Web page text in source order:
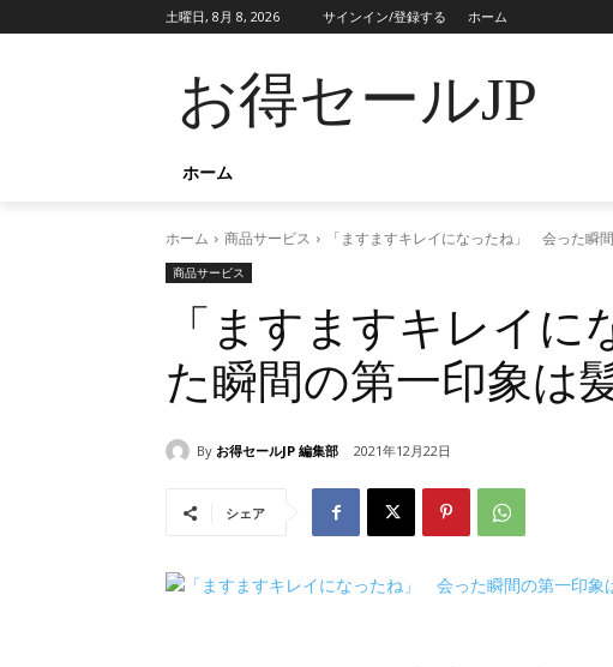
土曜日, 8月 8, 2026 サインイン/登録する ホーム
お得セールJP
ホーム
ホーム 商品サービス 「ますますキレイになったね」 会った瞬
商品サービス
「ますますキレイ
た瞬間の第一印象は
By お得セールJP 編集部 2021年12月22日
シェア